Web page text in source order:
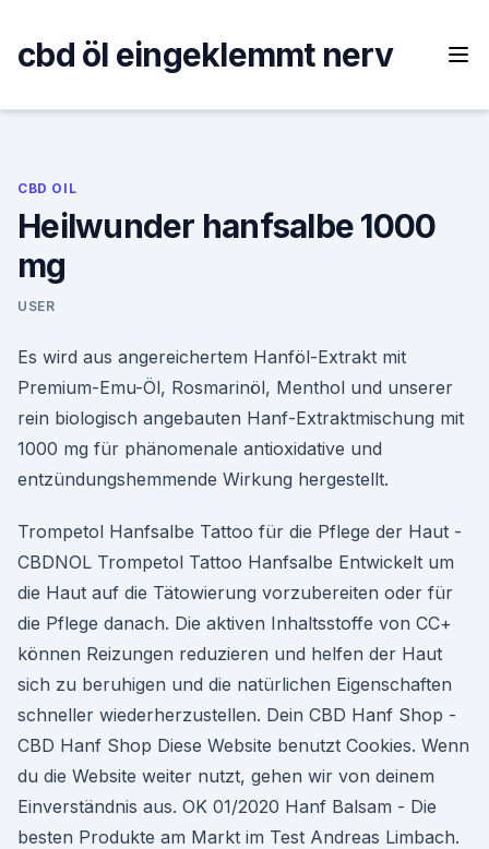
content
cbd öl eingeklemmt nerv
CBD OIL
Heilwunder hanfsalbe 1000
mg
USER
Es wird aus angereichertem Hanföl-Extrakt mit
Premium-Emu-Öl, Rosmarinöl, Menthol und unserer
rein biologisch angebauten Hanf-Extraktmischung mit
1000 mg für phänomenale antioxidative und
entzündungshemmende Wirkung hergestellt.
Trompetol Hanfsalbe Tattoo für die Pflege der Haut -
CBDNOL Trompetol Tattoo Hanfsalbe Entwickelt um
die Haut auf die Tätowierung vorzubereiten oder für
die Pflege danach. Die aktiven Inhaltsstoffe von CC+
können Reizungen reduzieren und helfen der Haut
sich zu beruhigen und die natürlichen Eigenschaften
schneller wiederherzustellen. Dein CBD Hanf Shop -
CBD Hanf Shop Diese Website benutzt Cookies. Wenn
du die Website weiter nutzt, gehen wir von deinem
Einverständnis aus. OK 01/2020 Hanf Balsam - Die
besten Produkte am Markt im Test Andreas Limbach.